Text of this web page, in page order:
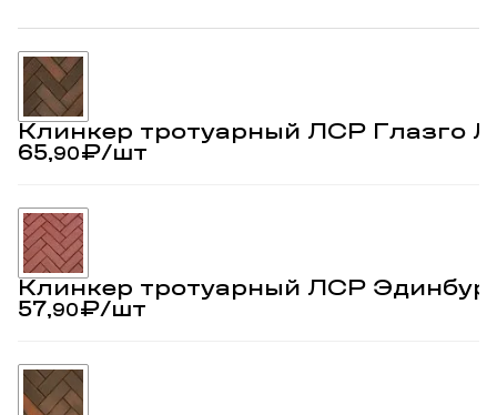
Клинкер тротуарный ЛСР Глазго
65,90₽/шт
Клинкер тротуарный ЛСР
57,90₽/шт